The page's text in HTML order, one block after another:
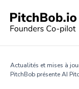
Actualités et mises à
PitchBob présente AI